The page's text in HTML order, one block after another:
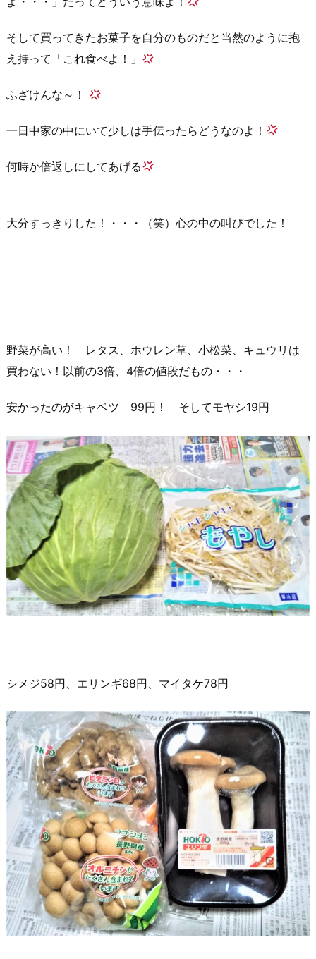
そして買ってきたお菓子を自分のものだと当然のように抱
え持って「これ食べよ！」
ふざけんな～！
一日中家の中にいて少しは手伝ったらどうなのよ！
何時か倍返しにしてあげる
大分すっきりした！・・・（笑）心の中の叫びでした！
野菜が高い！ レタス、ホウレン草、小松菜、キュウリは
買わない！以前の3倍、4倍の値段だもの・・・
安かったのがキャベツ 99円！ そしてモヤシ19円
シメジ58円、エリンギ68円、マイタケ78円